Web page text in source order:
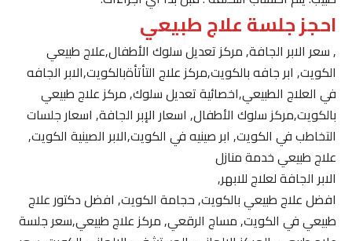
احجز جلسة علاج طبيعي
, سعر الابر الجافة, مركز تعديل سلوك الأطفال,علاج طبيعي
الكويت, ابر جافه بالكويت,مركز علاج التأتأةبالكويت,الابر الجافه
في العلاج الطبيعي,اخصائية تعديل سلوك, مركز علاج طبيعي
بالكويت,مركز سلوك الأطفال, اسعار الإبر الجافة, اسعار جلسات
التخاطب في الكويت, ابر صينيه في الكويت,الابر الصينية الكويت,
علاج طبيعي خدمة منازل
الابر الجافة لعلاج للابهر,
افضل علاج طبيعي بالكويت, حجامة الكويت, افضل دكتور علاج
طبيعي في الكويت, مساج الرقعي, مركز علاج طبيعي,سعر جلسة